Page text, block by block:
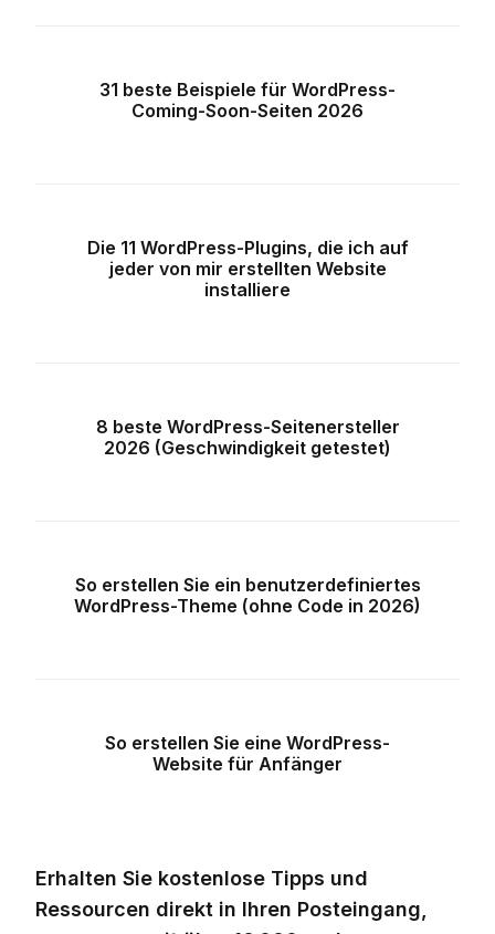
31 beste Beispiele für WordPress-
Coming-Soon-Seiten 2026
Die 11 WordPress-Plugins, die ich auf
jeder von mir erstellten Website
installiere
8 beste WordPress-Seitenersteller
2026 (Geschwindigkeit getestet)
So erstellen Sie ein benutzerdefiniertes
WordPress-Theme (ohne Code in 2026)
So erstellen Sie eine WordPress-
Website für Anfänger
Erhalten Sie kostenlose Tipps und
Ressourcen direkt in Ihren Posteingang,